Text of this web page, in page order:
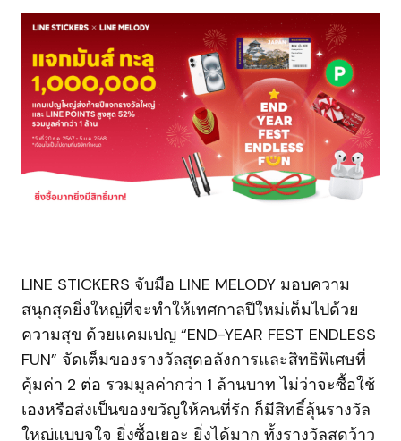
LINE STICKERS จับมือ LINE MELODY มอบความ
สนุกสุดยิ่งใหญ่ที่จะทำให้เทศกาลปีใหม่เต็มไปด้วย
ความสุข ด้วยแคมเปญ “END-YEAR FEST ENDLESS
FUN” จัดเต็มของรางวัลสุดอลังการและสิทธิพิเศษที่
คุ้มค่า 2 ต่อ รวมมูลค่ากว่า 1 ล้านบาท ไม่ว่าจะซื้อใช้
เองหรือส่งเป็นของขวัญให้คนที่รัก ก็มีสิทธิ์ลุ้นรางวัล
ใหญ่แบบจุใจ ยิ่งซื้อเยอะ ยิ่งได้มาก ทั้งรางวัลสุดว้าว